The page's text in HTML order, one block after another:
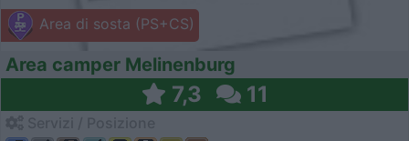
Area di sosta (PS+CS)
Area camper Melinenburg
7,3 11